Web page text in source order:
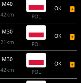
M40
42km
POL
OK
M30
21km
POL
OK
M30
42km
POL
OK